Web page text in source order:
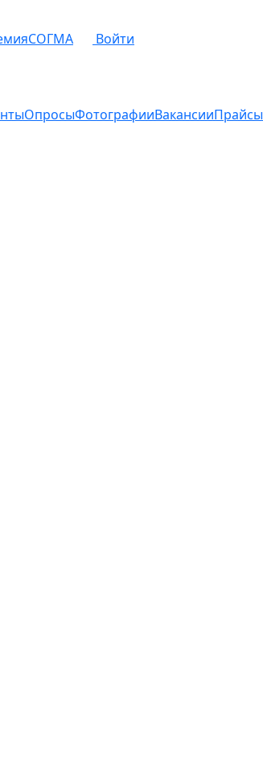
СОГМА Войти
ОпросыФотографииВакансииПрайсы